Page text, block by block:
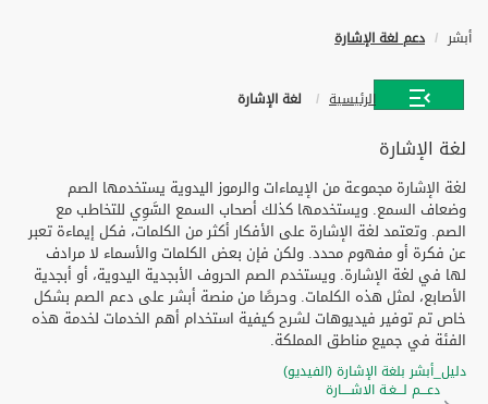
أبشر دعم لغة الإشارة
الرئيسية لغة الإشارة
لغة الإشارة
لغة الإشارة مجموعة من الإيماءات والرموز اليدوية يستخدمها الصم
وضعاف السمع. ويستخدمها كذلك أصحاب السمع السَّوِي للتخاطب مع
الصم. وتعتمد لغة الإشارة على الأفكار أكثر من الكلمات، فكل إيماءة تعبر
عن فكرة أو مفهوم محدد. ولكن فإن بعض الكلمات والأسماء لا مرادف
لها في لغة الإشارة. ويستخدم الصم الحروف الأبجدية اليدوية، أو أبجدية
الأصابع، لمثل هذه الكلمات. وحرصًا من منصة أبشر على دعم الصم بشكل
خاص تم توفير فيديوهات لشرح كيفية استخدام أهم الخدمات لخدمة هذه
الفئة في جميع مناطق المملكة.
دليل_أبشر بلغة الإشارة (الفيديو)
دعـــم لـــغـة الاشــــارة